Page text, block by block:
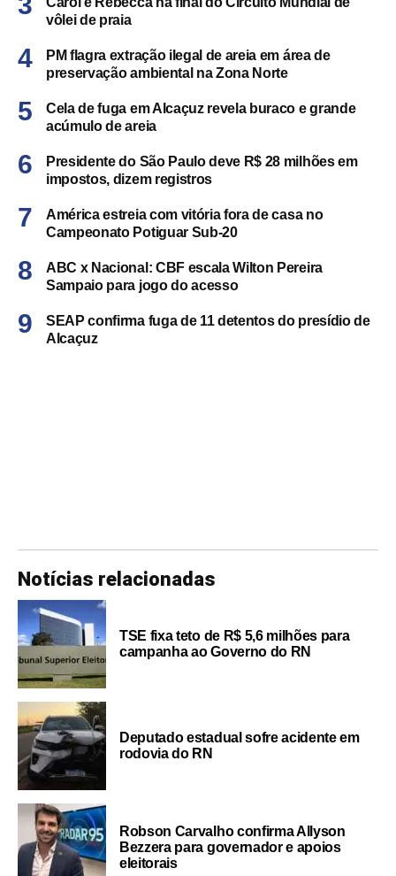
vôlei de praia
PM flagra extração ilegal de areia em área de
preservação ambiental na Zona Norte
Cela de fuga em Alcaçuz revela buraco e grande
acúmulo de areia
Presidente do São Paulo deve R$ 28 milhões em
impostos, dizem registros
América estreia com vitória fora de casa no
Campeonato Potiguar Sub-20
ABC x Nacional: CBF escala Wilton Pereira
Sampaio para jogo do acesso
SEAP confirma fuga de 11 detentos do presídio de
Alcaçuz
Notícias relacionadas
TSE fixa teto de R$ 5,6 milhões para
campanha ao Governo do RN
Deputado estadual sofre acidente em
rodovia do RN
Robson Carvalho confirma Allyson
Bezzera para governador e apoios
eleitorais